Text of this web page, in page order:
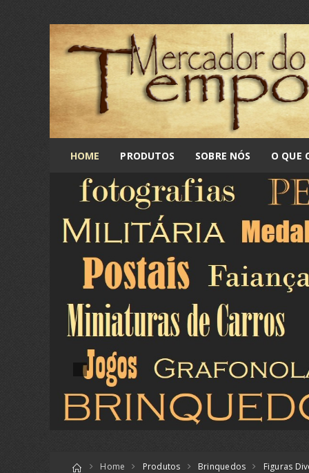
HOME PRODUTOS SOBRE NÓS O QUE
Home Produtos Brinquedos Figuras